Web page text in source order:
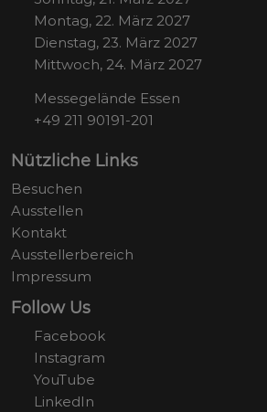
Montag, 22. März 2027
Dienstag, 23. März 2027
Mittwoch, 24. März 2027
Messegelände Essen
+49 211 90191-201
Nützliche Links
Besuchen
Ausstellen
Kontakt
Ausstellerbereich
Impressum
Follow Us
Facebook
Instagram
YouTube
LinkedIn